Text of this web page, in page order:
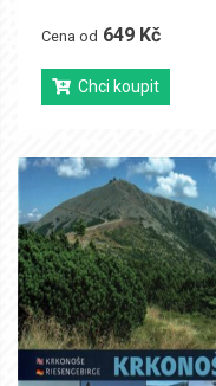
Cena od 649 Kč
Chci koupit